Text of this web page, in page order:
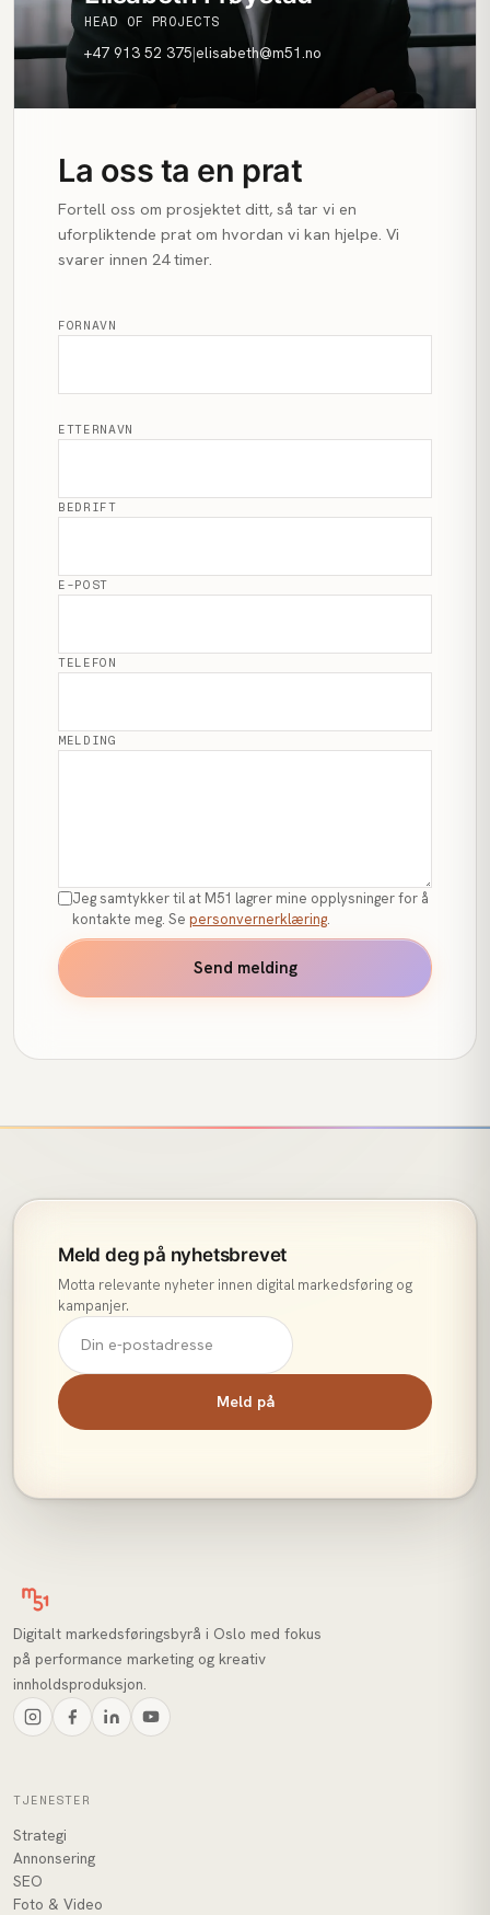
HEAD OF PROJECTS
+47 913 52 375|elisabeth@m51.no
La oss ta en prat
Fortell oss om prosjektet ditt, så tar vi en
uforpliktende prat om hvordan vi kan hjelpe. Vi
svarer innen 24 timer.
FORNAVN
ETTERNAVN
BEDRIFT
E-POST
TELEFON
MELDING
Jeg samtykker til at M51 lagrer mine opplysninger for å
kontakte meg. Se personvernerklæring.
Send melding
Meld deg på nyhetsbrevet
Motta relevante nyheter innen digital markedsføring og
kampanjer.
Meld på
Digitalt markedsføringsbyrå i Oslo med fokus
på performance marketing og kreativ
innholdsproduksjon.
TJENESTER
Strategi
Annonsering
SEO
Foto & Video